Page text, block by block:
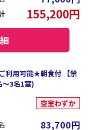
155,200円
利用可能★朝食付 【禁
～3名1室)
空室わずか
83,700円